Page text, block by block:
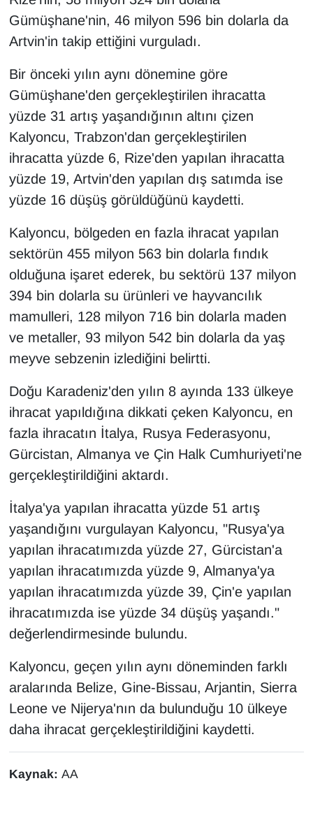
Gümüşhane'nin, 46 milyon 596 bin dolarla da
Artvin'in takip ettiğini vurguladı.
Bir önceki yılın aynı dönemine göre
Gümüşhane'den gerçekleştirilen ihracatta
yüzde 31 artış yaşandığının altını çizen
Kalyoncu, Trabzon'dan gerçekleştirilen
ihracatta yüzde 6, Rize'den yapılan ihracatta
yüzde 19, Artvin'den yapılan dış satımda ise
yüzde 16 düşüş görüldüğünü kaydetti.
Kalyoncu, bölgeden en fazla ihracat yapılan
sektörün 455 milyon 563 bin dolarla fındık
olduğuna işaret ederek, bu sektörü 137 milyon
394 bin dolarla su ürünleri ve hayvancılık
mamulleri, 128 milyon 716 bin dolarla maden
ve metaller, 93 milyon 542 bin dolarla da yaş
meyve sebzenin izlediğini belirtti.
Doğu Karadeniz'den yılın 8 ayında 133 ülkeye
ihracat yapıldığına dikkati çeken Kalyoncu, en
fazla ihracatın İtalya, Rusya Federasyonu,
Gürcistan, Almanya ve Çin Halk Cumhuriyeti'ne
gerçekleştirildiğini aktardı.
İtalya'ya yapılan ihracatta yüzde 51 artış
yaşandığını vurgulayan Kalyoncu, "Rusya'ya
yapılan ihracatımızda yüzde 27, Gürcistan'a
yapılan ihracatımızda yüzde 9, Almanya'ya
yapılan ihracatımızda yüzde 39, Çin'e yapılan
ihracatımızda ise yüzde 34 düşüş yaşandı."
değerlendirmesinde bulundu.
Kalyoncu, geçen yılın aynı döneminden farklı
aralarında Belize, Gine-Bissau, Arjantin, Sierra
Leone ve Nijerya'nın da bulunduğu 10 ülkeye
daha ihracat gerçekleştirildiğini kaydetti.
Kaynak: AA
Kültür & Sanat
KURDÎ
MAGAZİN
MEDYA
ONE EKONOMİ
POLİTİKA
Resmi İlanlar
RÖPORTAJ
SAĞLIK
Seri İlan
Sinema - TV
SİYASET
SPOR
TEKNOLOJİ
Turizm
VAN'DA SPOR
Vasıta
YAŞAM
YEREL